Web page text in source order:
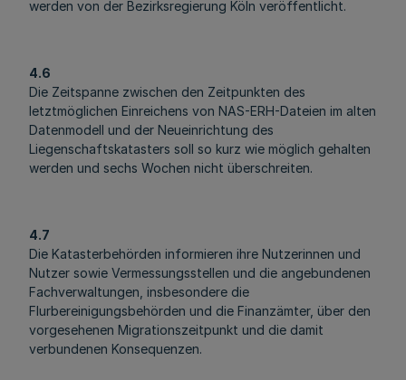
werden von der Bezirksregierung Köln veröffentlicht.
4.6
Die Zeitspanne zwischen den Zeitpunkten des
letztmöglichen Einreichens von NAS-ERH-Dateien im alten
Datenmodell und der Neueinrichtung des
Liegenschaftskatasters soll so kurz wie möglich gehalten
werden und sechs Wochen nicht überschreiten.
4.7
Die Katasterbehörden informieren ihre Nutzerinnen und
Nutzer sowie Vermessungsstellen und die angebundenen
Fachverwaltungen, insbesondere die
Flurbereinigungsbehörden und die Finanzämter, über den
vorgesehenen Migrationszeitpunkt und die damit
verbundenen Konsequenzen.